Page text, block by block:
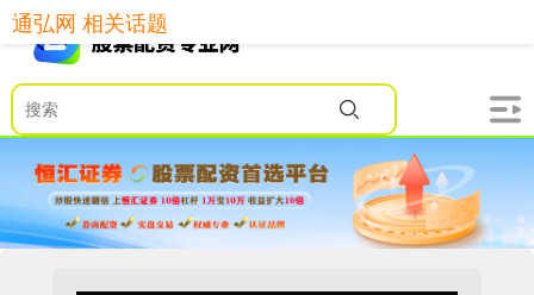
通弘网 相关话题